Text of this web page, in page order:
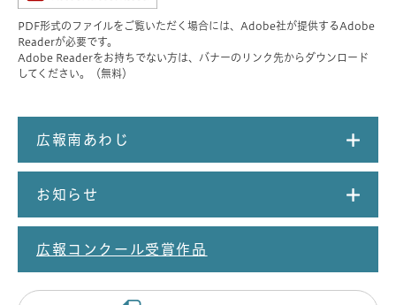
PDF形式のファイルをご覧いただく場合には、Adobe社が提供するAdobe
Readerが必要です。
Adobe Readerをお持ちでない方は、バナーのリンク先からダウンロード
してください。（無料）
広報南あわじ
お知らせ
広報コンクール受賞作品